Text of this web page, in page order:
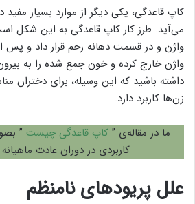
کاپ قاعدگی، یکی دیگر از موارد بسیار
می‌آید. طرز کار کاپ قاعدگی به این شکل
واژن و در قسمت دهانه رحم قرار داد و پس
واژن خارج کرده و خون جمع شده را به
داشته باشید که این وسیله، برای دختران
زن‌ها کاربرد دارد.
ما در مقاله‌ی ”کاپ قاعدگی چیست ”
کاربردی در دوران عادت ماهیانه
علل پریودهای نامنظم